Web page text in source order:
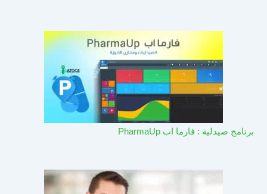
برنامج صيدلية : فارما اب PharmaUp​